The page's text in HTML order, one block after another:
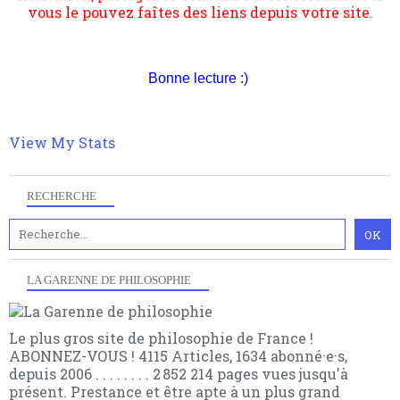
RECHERCHE
LA GARENNE DE PHILOSOPHIE
Le plus gros site de philosophie de France !
ABONNEZ-VOUS ! 4115 Articles, 1634 abonné·e·s,
depuis 2006 . . . . . . . . 2 852 214 pages vues jusqu'à
présent. Prestance et être apte à un plus grand
suivant la pensée du Dehors ou du Surpli, omme la
philosophique du WWe siècle. Cette pensée hors
articles pour être apte à un plus grand nombre de
choses.
Bonne lecture :)
View My Stats